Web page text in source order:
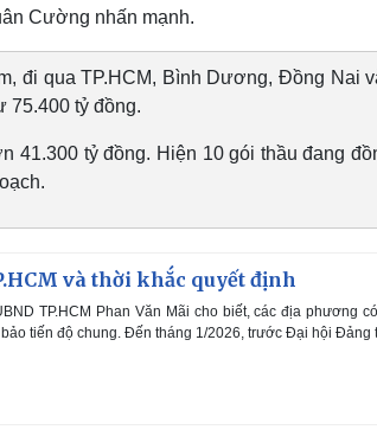
Cường nhấn mạnh.
đi qua TP.HCM, Bình Dương, Đồng Nai
75.400 tỷ đồng.
41.300 tỷ đồng. Hiện 10 gói thầu đang
và thời khắc quyết định
TP.HCM Phan Văn Mãi cho biết, các địa phương
tiến độ chung. Đến tháng 1/2026, trước Đại hội Đảng